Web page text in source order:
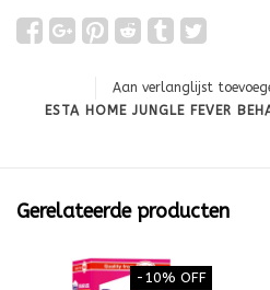
Aan verlanglijst
ESTA HOME JUNGLE FEVER
Gerelateerde producten
-10% OFF